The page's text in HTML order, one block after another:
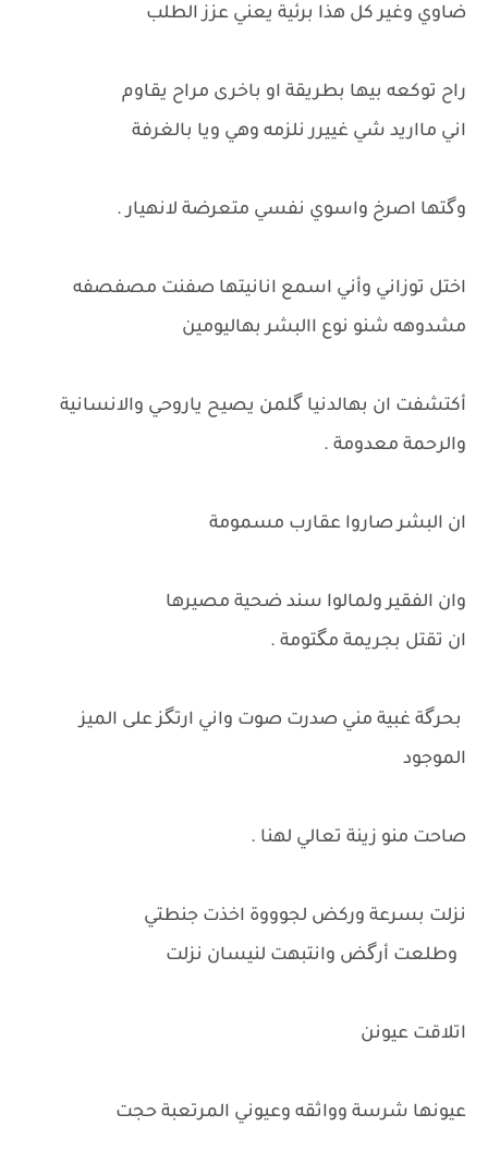
ضاوي وغير كل هذا برئية يعني عزز الطلب
راح توكعه بيها بطريقة او باخرى مراح يقاوم
اني مااريد شي غييرر نلزمه وهي ويا بالغرفة
وگتها اصرخ واسوي نفسي متعرضة لانهيار .
اختل توزاني وأني اسمع انانيتها صفنت مصفصفه
مشدوهه شنو نوع االبشر بهاليومين
أكتشفت ان بهالدنيا گلمن يصيح ياروحي والانسانية
والرحمة معدومة .
ان البشر صاروا عقارب مسمومة
وان الفقير ولمالوا سند ضحية مصيرها
ان تقتل بجريمة مگتومة .
بحرگة غبية مني صدرت صوت واني ارتگز على الميز
الموجود
صاحت منو زينة تعالي لهنا .
نزلت بسرعة وركض لجوووة اخذت جنطتي
وطلعت أرگض وانتبهت لنيسان نزلت
اتلاقت عيونن
عيونها شرسة وواثقه وعيوني المرتعبة حجت